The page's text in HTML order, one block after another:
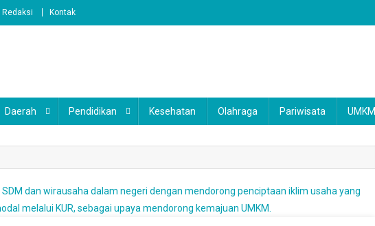
Redaksi Kontak
Daerah Pendidikan Kesehatan Olahraga Pariwisata UMKM